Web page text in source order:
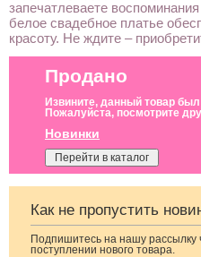
запечатлеваете
белое свадебное платье
красоту. Не ждите –
Продано
Извините, данный товар
Пожалуйста, посмотрите
Новинки
Перейти в каталог
Как не пропустить
Подпишитесь на нашу рассылку
поступлении нового товара.
Красивые